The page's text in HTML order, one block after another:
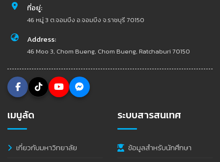
ที่อยู่:
46 หมู่ 3 ต.จอมบึง อ.จอมบึง จ.ราชบุรี 70150
Address:
46 Moo 3, Chom Bueng, Chom Bueng, Ratchaburi 70150
เมนูลัด
เกี่ยวกับมหาวิทยาลัย
ระบบสารสนเทศ
ข้อมูลสำหรับนักศึกษา